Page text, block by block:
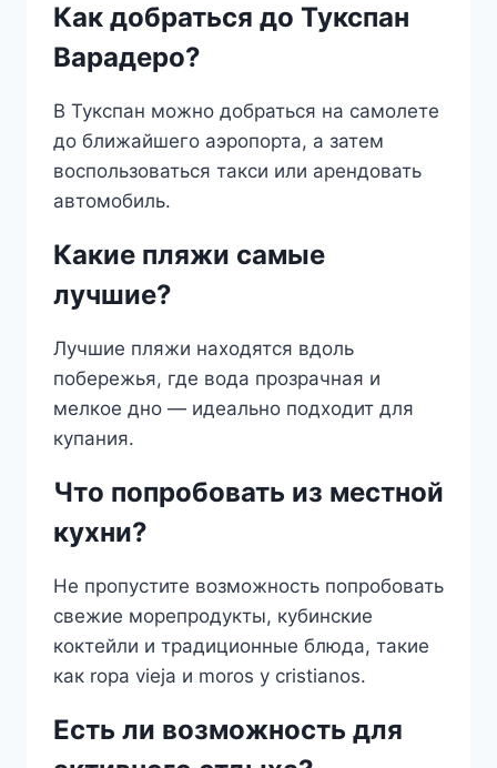
Как добраться до Тукспан
Варадеро?
В Тукспан можно добраться на самолете
до ближайшего аэропорта, а затем
воспользоваться такси или арендовать
автомобиль.
Какие пляжи самые
лучшие?
Лучшие пляжи находятся вдоль
побережья, где вода прозрачная и
мелкое дно — идеально подходит для
купания.
Что попробовать из местной
кухни?
Не пропустите возможность попробовать
свежие морепродукты, кубинские
коктейли и традиционные блюда, такие
как ropa vieja и moros y cristianos.
Есть ли возможность для